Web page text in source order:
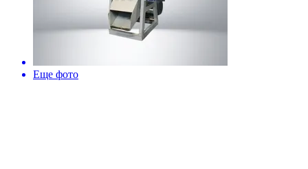
Еще фото